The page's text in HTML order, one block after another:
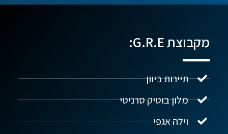
מקבוצת G.R.E:
תיירות ביוון
מלון בוטיק סרניטי
וילה אגפי
נדל"ן ביוון G.R.E